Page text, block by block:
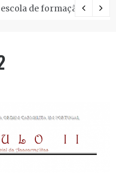
de formação.